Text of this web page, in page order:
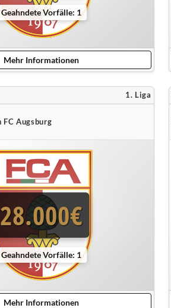
Geahndete Vorfälle: 1
Mehr Informationen
1. Liga
Augsburg
28.000€
Geahndete Vorfälle: 1
Mehr Informationen